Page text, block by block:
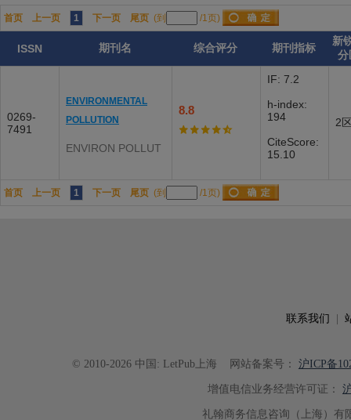
首页 上一页 1 下一页 尾页 (到 /1页)
ISSN 期刊名 综合评分 期刊指标
新
0269-
7491
ENVIRONMENTAL
POLLUTION
ENVIRON POLLUT
8.8
IF: 7.2
h-index:
194
CiteScore:
15.10
2
首页 上一页 1 下一页 尾页 (到 /1页)
联系我们
© 2010-2026 中国: LetPub上海 网站备案号： 沪ICP备
增值电信业务经营许可证：
礼翰商务信息咨询（上海）